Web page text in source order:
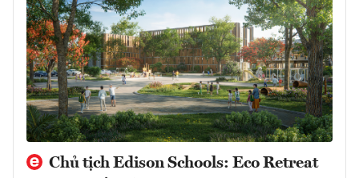
Chủ tịch Edison Schools: Eco Retreat